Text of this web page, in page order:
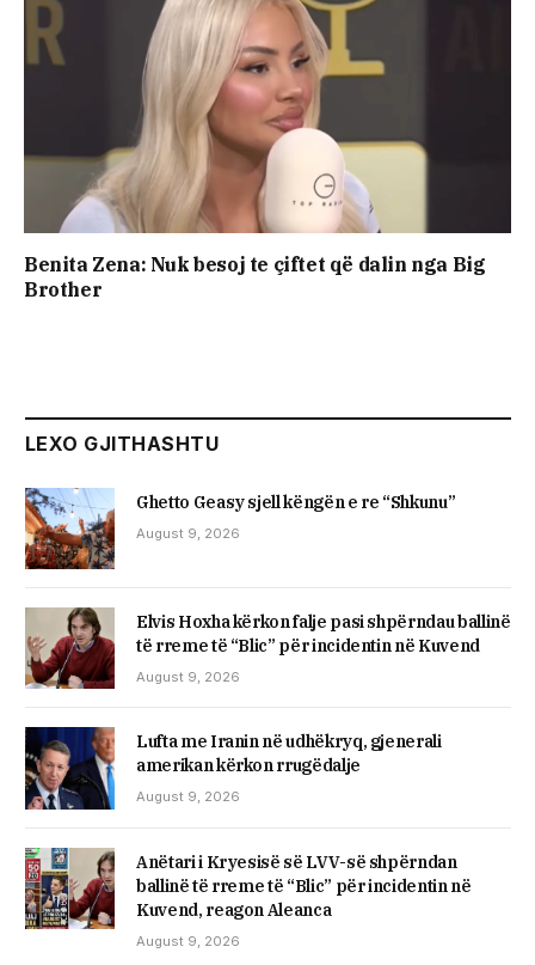
Benita Zena: Nuk besoj te çiftet që dalin nga Big
Brother
LEXO GJITHASHTU
Ghetto Geasy sjell këngën e re “Shkunu”
August 9, 2026
Elvis Hoxha kërkon falje pasi shpërndau ballinë
të rreme të “Blic” për incidentin në Kuvend
August 9, 2026
Lufta me Iranin në udhëkryq, gjenerali
amerikan kërkon rrugëdalje
August 9, 2026
Anëtari i Kryesisë së LVV-së shpërndan
ballinë të rreme të “Blic” për incidentin në
Kuvend, reagon Aleanca
August 9, 2026